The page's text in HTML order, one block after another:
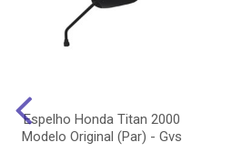
Espelho Honda Titan 2000
Modelo Original (Par) - Gvs